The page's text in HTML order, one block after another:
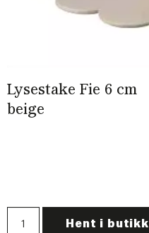
Lysestake Fie 6 cm
beige
Hent i butikk